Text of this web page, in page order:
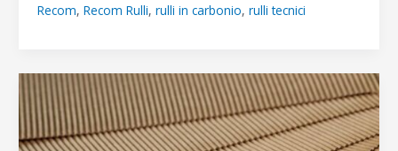
TECNOLOGIA
PRESTAZIONI
SUPERIORI
Recom, Recom Rulli, rulli in carbonio, rulli tecnici